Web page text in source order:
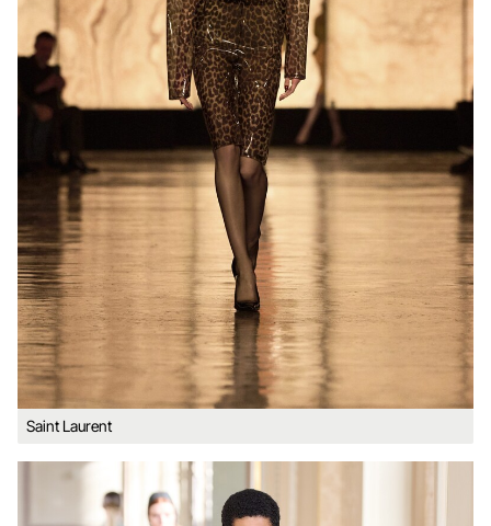
Saint Laurent